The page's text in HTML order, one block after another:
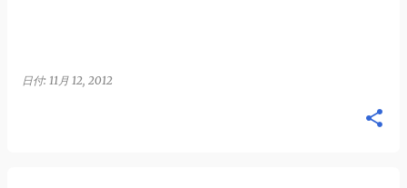
日付: 11月 12, 2012